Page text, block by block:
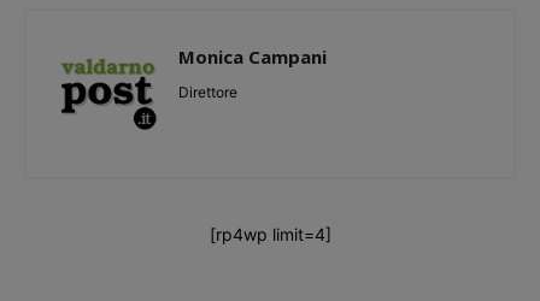
Monica Campani
Direttore
[rp4wp limit=4]